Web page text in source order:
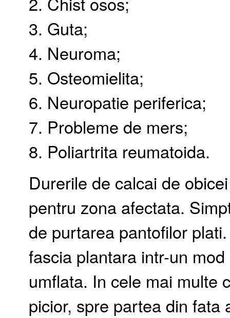
3. Guta;
4. Neuroma;
5. Osteomielita;
6. Neuropatie periferica;
7. Probleme de mers;
8. Poliartrita reumatoida.
Durerile de calcai de
pentru zona afectata.
de purtarea pantofilor
fascia plantara intr-un
umflata. In cele mai multe
picior, spre partea din fata